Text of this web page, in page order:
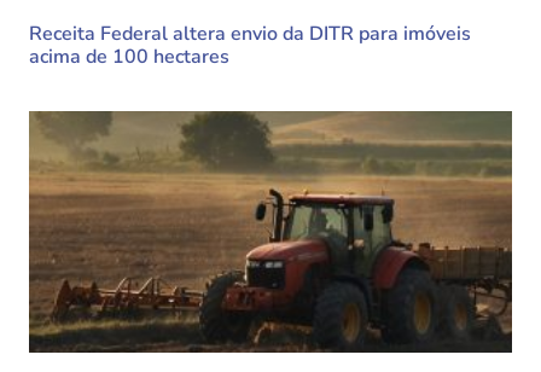
Receita Federal altera envio da DITR para imóveis
acima de 100 hectares